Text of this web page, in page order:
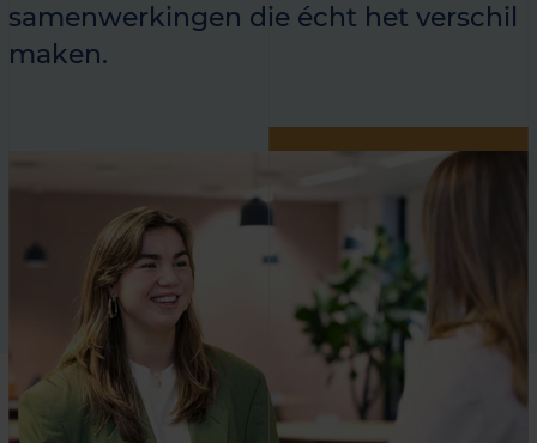
samenwerkingen die écht het verschil
maken.